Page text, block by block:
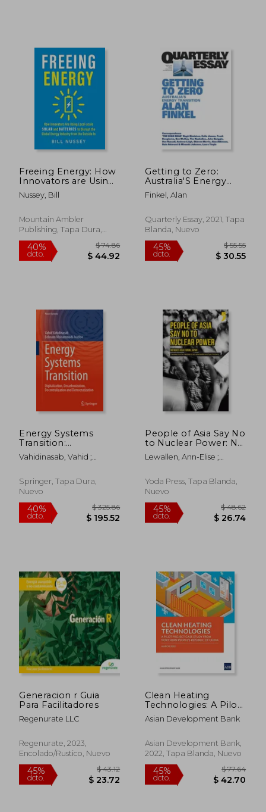
$ 79.56
Freeing Energy: How
Innovators are Using
Local-Scale Solar and
Batteries to Disrupt
Industry From the
Outside in (en Inglés)
Nussey, Bill
Mountain Ambler
Publishing, Tapa Dura,
Nuevo
Getting to Zero:
Australia'S Energy
Transition: Qe81 (en
Inglés)
Finkel, Alan
Quarterly Essay, 2021, Tapa
Blanda, Nuevo
Energy Systems
Transition:
Digitalization,
Decarbonization,
Democratization (en
Inglés)
Vahidinasab, Vahid ;
Behnam
Springer, Tapa Dura,
Nuevo
People of Asia Say No
to Nuclear Power: No
Nukes Asia Forum,
Japan (en Inglés)
Lewallen, Ann-Elise ;
Yoda Press, Tapa Blanda,
Nuevo
Generacion r Guia
Para Facilitadores
Regenurate LLC
Regenurate, 2023,
Encolado/rustico, Nuevo
Clean Heating
Technologies: A Pilot
Project Case Study
From Northern
China (en Inglés)
Asian Development Bank
Asian Development Bank,
2022, Tapa Blanda, Nuevo